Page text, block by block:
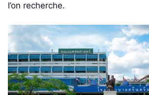
l’on recherche.